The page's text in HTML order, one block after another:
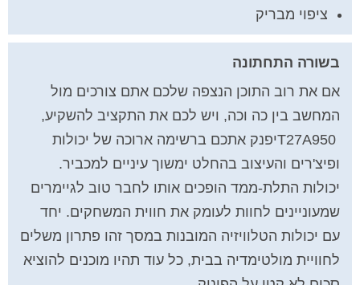
ציפוי מבריק
בשורה התחתונה
אם את רוב התוכן הנצפה שלכם אתם צורכים מול
המחשב בין כה וכה, ויש לכם את התקציב להשקיע,
T27A950יפנק אתכם ברשימה ארוכה של יכולות
ופיצ'רים והעיצוב בהחלט ימשוך עיניים למכביר.
יכולות התלת-ממד הופכים אותו לחבר טוב לגיימרים
שמעוניינים לחוות לעומק את חווית המשחקים. יחד
עם יכולות הטלוויזיה המובנות במסך זהו פתרון משלים
לחוויית מולטימדיה בבית, כל עוד תהיו מוכנים להוציא